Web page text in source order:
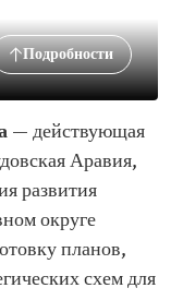
Подробности
— действующая
Аравия,
развития
округе
планов,
схем для